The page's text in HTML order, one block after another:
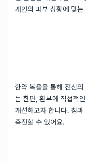
개인의 피부 상황에 맞
한약 복용을 통해 전신
는 한편, 환부에 직접적
개선하고자 합니다. 침
촉진할 수 있어요.